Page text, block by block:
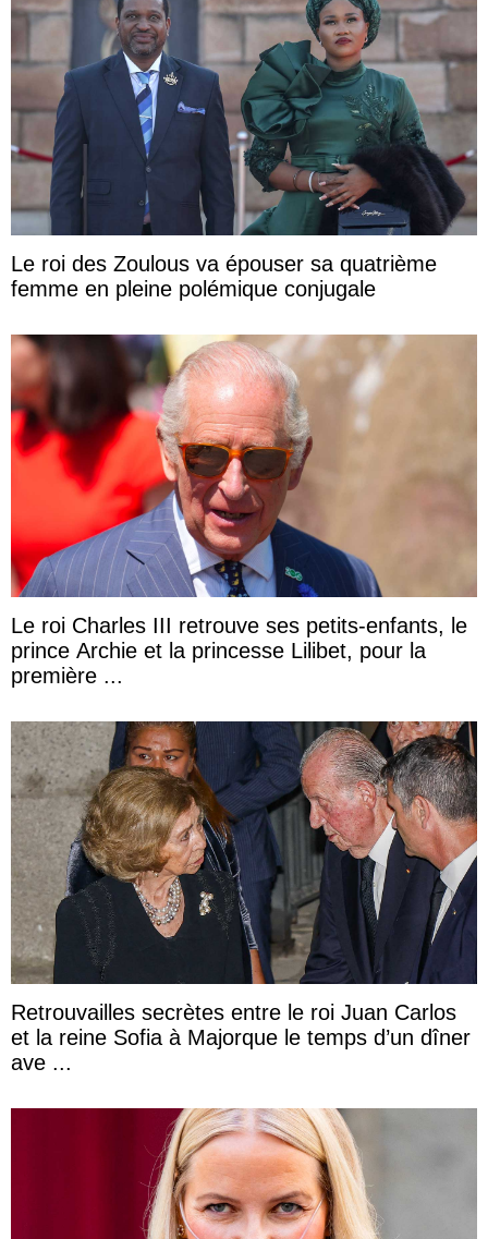
Le roi des Zoulous va épouser sa quatrième
femme en pleine polémique conjugale
Le roi Charles III retrouve ses petits-enfants, le
prince Archie et la princesse Lilibet, pour la
première ...
Retrouvailles secrètes entre le roi Juan Carlos
et la reine Sofia à Majorque le temps d’un dîner
ave ...